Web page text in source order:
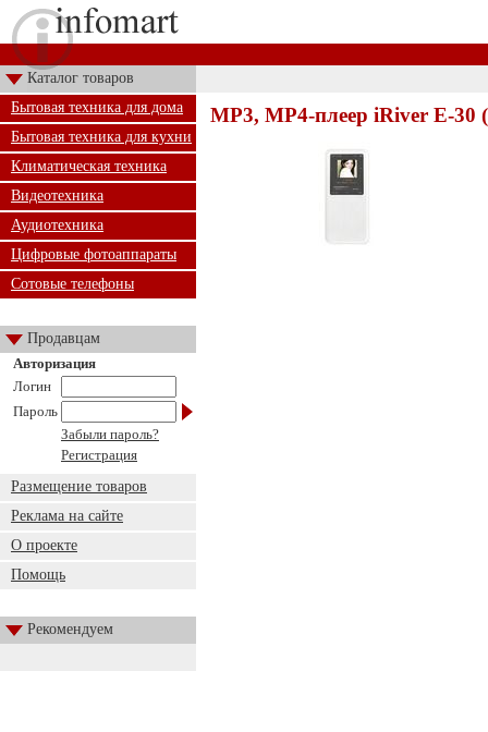
Каталог товаров
Бытовая техника для дома
Бытовая техника для кухни
Климатическая техника
Видеотехника
Аудиотехника
Цифровые фотоаппараты
Сотовые телефоны
Продавцам
Авторизация
Логин
Пароль
Забыли пароль?
Регистрация
Размещение товаров
Реклама на сайте
О проекте
Помощь
Рекомендуем
MP3, MP4-плеер iRiver E-30